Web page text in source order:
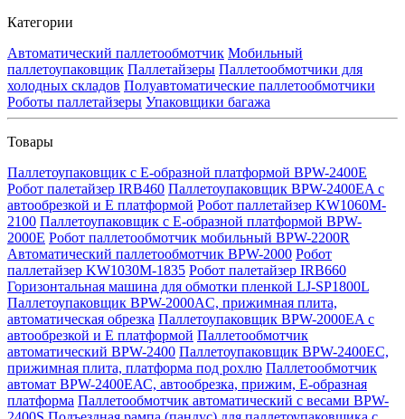
Категории
Автоматический паллетообмотчик Мобильный
паллетоупаковщик Паллетайзеры Паллетообмотчики для
холодных складов Полуавтоматические паллетообмотчики
Роботы паллетайзеры Упаковщики багажа
Товары
Паллетоупаковщик с Е-образной платформой BPW-2400E
Робот палетайзер IRB460 Паллетоупаковщик BPW-2400EA с
автообрезкой и Е платформой Робот паллетайзер KW1060M-
2100 Паллетоупаковщик с Е-образной платформой BPW-
2000E Робот паллетообмотчик мобильный BPW-2200R
Автоматический паллетообмотчик BPW-2000 Робот
паллетайзер KW1030M-1835 Робот палетайзер IRB660
Горизонтальная машина для обмотки пленкой LJ-SP1800L
Паллетоупаковщик BPW-2000AC, прижимная плита,
автоматическая обрезка Паллетоупаковщик BPW-2000EA с
автообрезкой и Е платформой Паллетообмотчик
автоматический BPW-2400 Паллетоупаковщик BPW-2400EC,
прижимная плита, платформа под рохлю Паллетообмотчик
автомат BPW-2400ЕАС, автообрезка, прижим, Е-образная
платформа Паллетообмотчик автоматический с весами BPW-